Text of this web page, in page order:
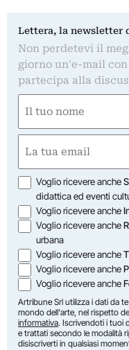
Lettera, la newsletter
Non perdetevi il
giorno un'e-mail
partecipa alla
(Obbligatorio)
Nome
(Obbligatorio)
Opzioni
Voglio ricevere anche
didattica ed eventi
Voglio ricevere anche
Voglio ricevere anche
urbana
Voglio ricevere anche
Voglio ricevere anche
Voglio ricevere anche
Artribune Srl utilizza i dati da
mondo dell'arte, nel rispetto
informativa. Iscrivendoti i tuoi
e trattati secondo le modalità
disiscriverti in qualsiasi